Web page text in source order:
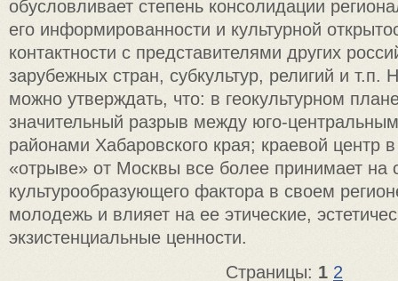
обусловливает степень консолидации
его информированности и культурной
контактности с представителями других
зарубежных стран, субкультур, религий и т.п.
можно утверждать, что: в геокультурном
значительный разрыв между юго-
районами Хабаровского края; краевой центр
«отрыве» от Москвы все более принимает на
культурообразующего фактора в своем
молодежь и влияет на ее этические,
экзистенциальные ценности.
Страницы: 1 2